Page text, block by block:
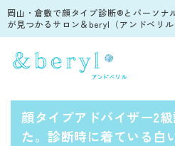
岡山・倉敷で顔タイプ診断®︎とパーソナ
が見つかるサロン＆beryl（アンドベリル
顔タイプアドバイザー2
た。診断時に着ている白